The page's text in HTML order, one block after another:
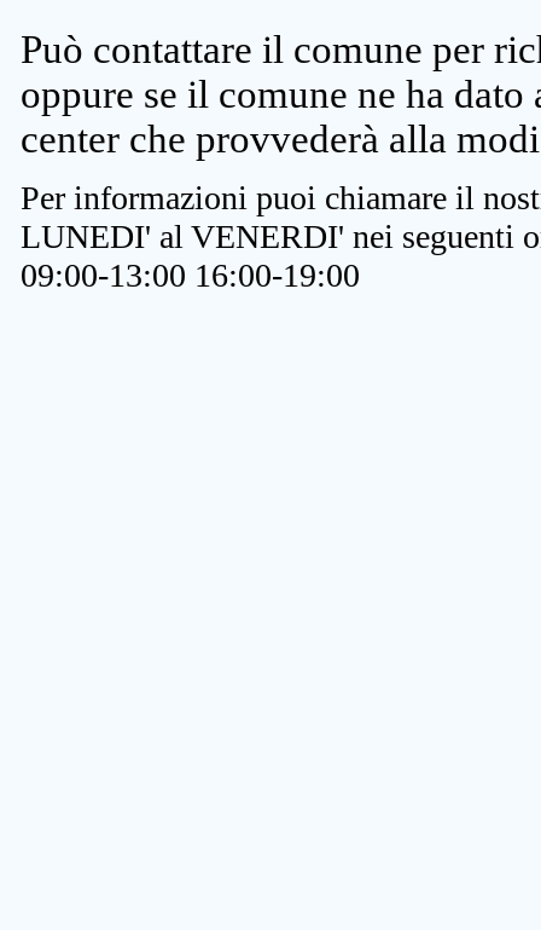
Può contattare il comune per
oppure se il comune ne ha
center che provvederà alla
Per informazioni puoi chiamare il
LUNEDI' al VENERDI' nei seguenti
09:00-13:00 16:00-19:00